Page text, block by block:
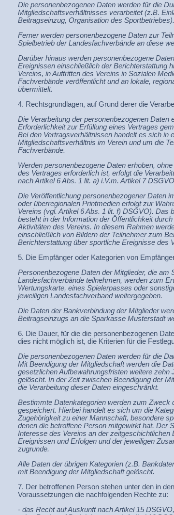
Die personenbezogenen Daten werden für die
Mitgliedschaftsverhältnisses verarbeitet (z.B.
Beitragseinzug, Organisation des Sportbetriebes).
Ferner werden personenbezogene Daten zur
Spielbetrieb der Landesfachverbände an diese
Darüber hinaus werden personenbezogene
Ereignissen einschließlich der Berichterstattung
Vereins, in Auftritten des Vereins in Sozialen
Fachverbände veröffentlicht und an lokale,
übermittelt.
4. Rechtsgrundlagen, auf Grund derer die
Die Verarbeitung der personenbezogenen Daten
Erforderlichkeit zur Erfüllung eines Vertrages
Bei den Vertragsverhältnissen handelt es sich in
Mitgliedschaftsverhältnis im Verein und um die
Fachverbände.
Werden personenbezogene Daten erhoben,
des Vertrages erforderlich ist, erfolgt die
nach Artikel 6 Abs. 1 lit. a) i.V.m. Artikel 7
Die Veröffentlichung personenbezogener Daten
oder überregionalen Printmedien erfolgt zur
Vereins (vgl. Artikel 6 Abs. 1 lit. f) DSGVO). Das
besteht in der Information der Öffentlichkeit
Aktivitäten des Vereins. In diesem Rahmen
einschließlich von Bildern der Teilnehmer zum
Berichterstattung über sportliche Ereignisse des
5. Die Empfänger oder Kategorien von
Personenbezogene Daten der Mitglieder, die am
Landesfachverbände teilnehmen, werden zum
Wertungskarte, eines Spielerpasses oder
jeweiligen Landesfachverband weitergegeben.
Die Daten der Bankverbindung der Mitglieder
Beitragseinzugs an die Sparkasse Musterstadt
6. Die Dauer, für die die personenbezogenen
dies nicht möglich ist, die Kriterien für die
Die personenbezogenen Daten werden für die
Mit Beendigung der Mitgliedschaft werden die
gesetzlichen Aufbewahrungsfristen weitere zehn
gelöscht. In der Zeit zwischen Beendigung der
die Verarbeitung dieser Daten eingeschränkt.
Bestimmte Datenkategorien werden zum Zweck
gespeichert. Hierbei handelt es sich um die
Zugehörigkeit zu einer Mannschaft, besondere
denen die betroffene Person mitgewirkt hat. Der
Interesse des Vereins an der zeitgeschichtlichen
Ereignissen und Erfolgen und der jeweiligen
zugrunde.
Alle Daten der übrigen Kategorien (z.B.
mit Beendigung der Mitgliedschaft gelöscht.
7. Der betroffenen Person stehen unter den in
Voraussetzungen die nachfolgenden Rechte zu:
- das Recht auf Auskunft nach Artikel 15 DSGVO,